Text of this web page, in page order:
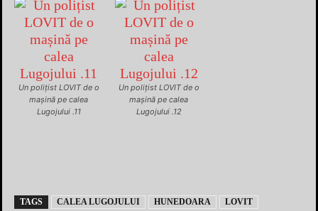
Un polițist LOVIT de o
mașină pe calea
Lugojului .11
Un polițist LOVIT de o
mașină pe calea
Lugojului .12
TAGS CALEA LUGOJULUI HUNEDOARA
LOVIT